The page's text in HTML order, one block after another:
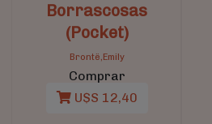
Borrascosas
(Pocket)
Brontë,Emily
Comprar
U$S 12,40